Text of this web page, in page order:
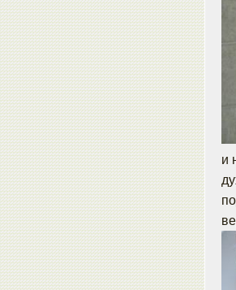
и